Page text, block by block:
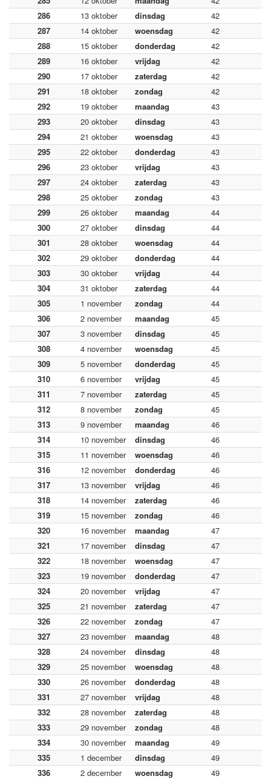
286
13 oktober dinsdag
42
287
14 oktober woensdag
42
288
15 oktober donderdag
42
289
16 oktober vrijdag
42
290
17 oktober zaterdag
42
291
18 oktober zondag
42
292
19 oktober maandag
43
293
20 oktober dinsdag
43
294
21 oktober woensdag
43
295
22 oktober donderdag
43
296
23 oktober vrijdag
43
297
24 oktober zaterdag
43
298
25 oktober zondag
43
299
26 oktober maandag
44
300
27 oktober dinsdag
44
301
28 oktober woensdag
44
302
29 oktober donderdag
44
303
30 oktober vrijdag
44
304
31 oktober zaterdag
44
305
1 november zondag
44
306
2 november maandag
45
307
3 november dinsdag
45
308
4 november woensdag
45
309
5 november donderdag
45
310
6 november vrijdag
45
311
7 november zaterdag
45
312
8 november zondag
45
313
9 november maandag
46
314
10 november dinsdag
46
315
11 november woensdag
46
316
12 november donderdag
46
317
13 november vrijdag
46
318
14 november zaterdag
46
319
15 november zondag
46
320
16 november maandag
47
321
17 november dinsdag
47
322
18 november woensdag
47
323
19 november donderdag
47
324
20 november vrijdag
47
325
21 november zaterdag
47
326
22 november zondag
47
327
23 november maandag
48
328
24 november dinsdag
48
329
25 november woensdag
48
330
26 november donderdag
48
331
27 november vrijdag
48
332
28 november zaterdag
48
333
29 november zondag
48
334
30 november maandag
49
335
1 december dinsdag
49
336
2 december woensdag
49